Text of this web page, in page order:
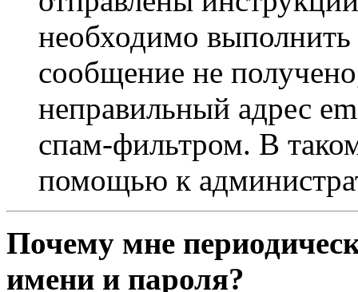
необходимо
сообщение не
неправильный адрес
спам-фильтром. В
помощью к
Почему мне
имени и пароля?